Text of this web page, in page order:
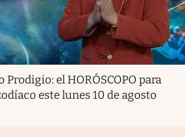
Prodigio: el HORÓSCOPO para
este lunes 10 de agosto